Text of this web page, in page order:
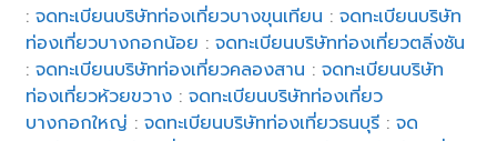
:จดทะเบียนบริษัทท่องเที่ยวบางขุนเทียน :จดทะเบียนบริษัท
ท่องเที่ยวบางกอกน้อย :จดทะเบียนบริษัทท่องเที่ยวตลิ่งชัน
:จดทะเบียนบริษัทท่องเที่ยวคลองสาน :จดทะเบียนบริษัท
ท่องเที่ยวห้วยขวาง :จดทะเบียนบริษัทท่องเที่ยว
บางกอกใหญ่ :จดทะเบียนบริษัทท่องเที่ยวธนบุรี :จด